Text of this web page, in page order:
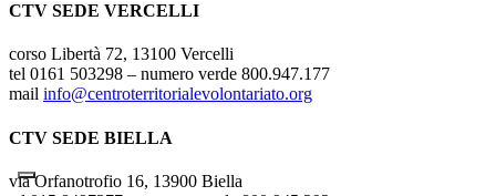
CTV SEDE VERCELLI
corso Libertà 72, 13100 Vercelli
tel 0161 503298 – numero verde 800.947.177
mail info@centroterritorialevolontariato.org
CTV SEDE BIELLA
via Orfanotrofio 16, 13900 Biella